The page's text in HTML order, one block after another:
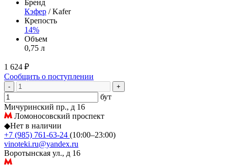
Бренд
Кэфер / Kafer
Крепость
14%
Объем
0,75 л
1 624 ₽
Сообщить о поступлении
- +
бут
Мичуринский пр., д 16
Ломоносовский проспект
◆Нет в наличии
+7 (985) 761-63-24 (10:00–23:00)
vinoteki.ru@yandex.ru
Воротынская ул., д 16